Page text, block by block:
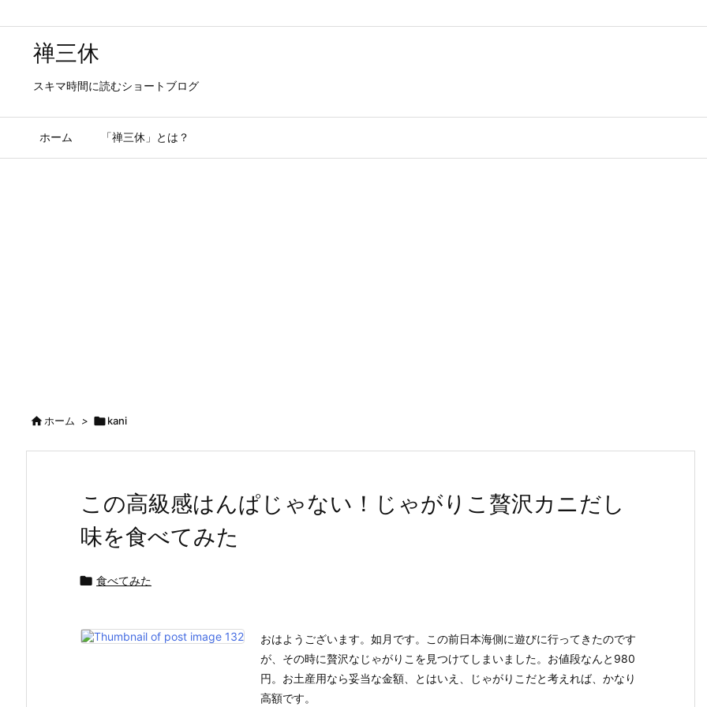
禅三休
スキマ時間に読むショートブログ
ホーム 「禅三休」とは？
ホーム > kani
この高級感はんぱじゃない！じゃがりこ贅沢カニだし
味を食べてみた
 食べてみた
おはようございます。如月です。この前日本海側に遊びに行ってきたのです
が、その時に贅沢なじゃがりこを見つけてしまいました。お値段なんと980
円。お土産用なら妥当な金額、とはいえ、じゃがりこだと考えれば、かなり
高額です。